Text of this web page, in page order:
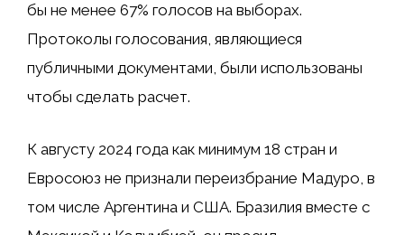
бы не менее 67% голосов на выборах.
Протоколы голосования, являющиеся
публичными документами, были использованы
чтобы сделать расчет.
К августу 2024 года как минимум 18 стран и
Евросоюз не признали переизбрание Мадуро, в
том числе Аргентина и США. Бразилия вместе с